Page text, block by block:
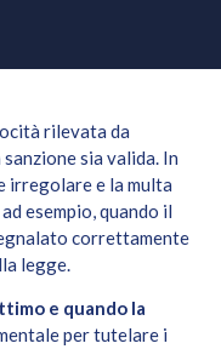
rilevata da
sia valida. In
irregolare e la multa
esempio, quando il
correttamente
legge.
e quando la
per tutelare i